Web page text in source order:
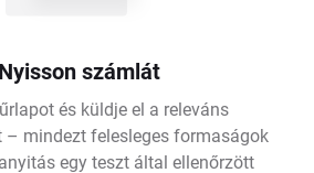
számlát
és küldje el a releváns
mindezt felesleges formaságok
egy teszt által ellenőrzött